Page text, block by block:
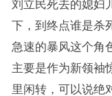
刘立民死去的媳妇
下，到终点谁是杀
急速的暴风这个角
主要是作为新领袖
里闲转，可以说绝